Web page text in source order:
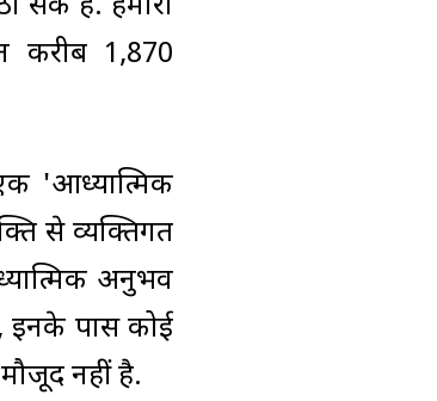
करीब 1,870
'आध्यात्मिक
से व्यक्तिगत
अनुभव
इनके पास कोई
नहीं है.